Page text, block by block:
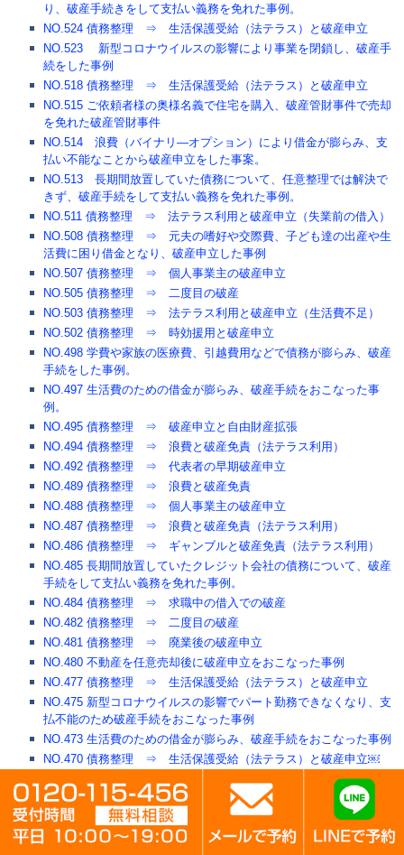
り、破産手続きをして支払い義務を免れた事例。
NO.524 債務整理 ⇒ 生活保護受給（法テラス）と破産申立
NO.523 新型コロナウイルスの影響により事業を閉鎖し、破産手
続をした事例
NO.518 債務整理 ⇒ 生活保護受給（法テラス）と破産申立
NO.515 ご依頼者様の奥様名義で住宅を購入、破産管財事件で売却
を免れた破産管財事件
NO.514 浪費（バイナリ―オプション）により借金が膨らみ、支
払い不能なことから破産申立をした事案。
NO.513 長期間放置していた債務について、任意整理では解決で
きず、破産手続をして支払い義務を免れた事例。
NO.511 債務整理 ⇒ 法テラス利用と破産申立（失業前の借入）
NO.508 債務整理 ⇒ 元夫の嗜好や交際費、子ども達の出産や生
活費に困り借金となり、破産申立した事例
NO.507 債務整理 ⇒ 個人事業主の破産申立
NO.505 債務整理 ⇒ 二度目の破産
NO.503 債務整理 ⇒ 法テラス利用と破産申立（生活費不足）
NO.502 債務整理 ⇒ 時効援用と破産申立
NO.498 学費や家族の医療費、引越費用などで債務が膨らみ、破産
手続をした事例。
NO.497 生活費のための借金が膨らみ、破産手続をおこなった事
例。
NO.495 債務整理 ⇒ 破産申立と自由財産拡張
NO.494 債務整理 ⇒ 浪費と破産免責（法テラス利用）
NO.492 債務整理 ⇒ 代表者の早期破産申立
NO.489 債務整理 ⇒ 浪費と破産免責
NO.488 債務整理 ⇒ 個人事業主の破産申立
NO.487 債務整理 ⇒ 浪費と破産免責（法テラス利用）
NO.486 債務整理 ⇒ ギャンブルと破産免責（法テラス利用）
NO.485 長期間放置していたクレジット会社の債務について、破産
手続をして支払い義務を免れた事例。
NO.484 債務整理 ⇒ 求職中の借入での破産
NO.482 債務整理 ⇒ 二度目の破産
NO.481 債務整理 ⇒ 廃業後の破産申立
NO.480 不動産を任意売却後に破産申立をおこなった事例
NO.477 債務整理 ⇒ 生活保護受給（法テラス）と破産申立
NO.475 新型コロナウイルスの影響でパート勤務できなくなり、支
払不能のため破産手続をおこなった事例
NO.473 生活費のための借金が膨らみ、破産手続をおこなった事例
NO.470 債務整理 ⇒ 生活保護受給（法テラス）と破産申立￼
NO.469 債務整理 ⇒ 生活保護受給（法テラス）と破産申立
NO.464 債務整理 ⇒ 廃業後の破産申立
NO.463 債務整理 ⇒ 生活保護受給（法テラス）と破産申立
NO.462 不動産を任意売却後に破産申立をおこなった事例